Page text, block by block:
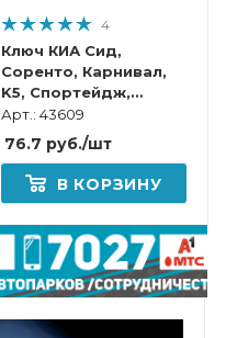
4
Ключ КИА Сид,
Соренто, Карнивал,
K5, Спортейдж,
Селтос, Серато, Соул,
Икссид смарт корпус
Арт.: 43609
76.7 руб./шт
В КОРЗИНУ